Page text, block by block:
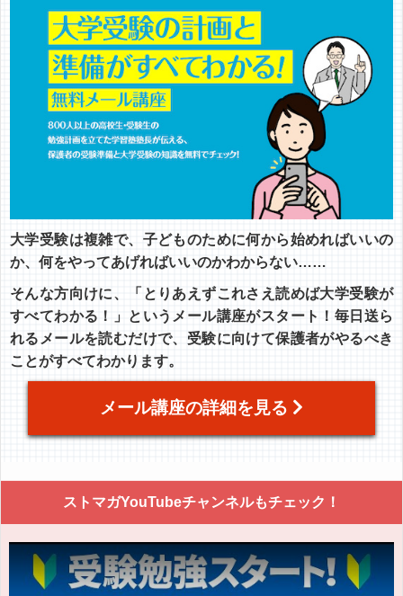
大学受験は複雑で、子どものために何から始めればいいの
か、何をやってあげればいいのかわからない……
そんな方向けに、「とりあえずこれさえ読めば大学受験が
すべてわかる！」というメール講座がスタート！毎日送ら
れるメールを読むだけで、受験に向けて保護者がやるべき
ことがすべてわかります。
メール講座の詳細を見る
ストマガYouTubeチャンネルもチェック！